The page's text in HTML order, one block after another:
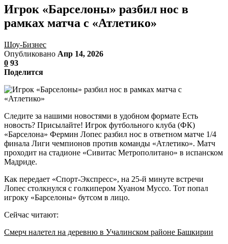
Игрок «Барселоны» разбил нос в
рамках матча с «Атлетико»
Шоу-Бизнес
Опубликовано Апр 14, 2026
0 93
Поделится
Следите за нашими новостями в удобном формате Есть
новость? Присылайте! Игрок футбольного клуба (ФК)
«Барселона» Фермин Лопес разбил нос в ответном матче 1/4
финала Лиги чемпионов против команды «Атлетико». Матч
проходит на стадионе «Сивитас Метрополитано» в испанском
Мадриде.
Как передает «Спорт-Экспресс», на 25-й минуте встречи
Лопес столкнулся с голкипером Хуаном Муссо. Тот попал
игроку «Барселоны» бутсом в лицо.
Сейчас читают:
Смерч налетел на деревню в Учалинском районе Башкирии